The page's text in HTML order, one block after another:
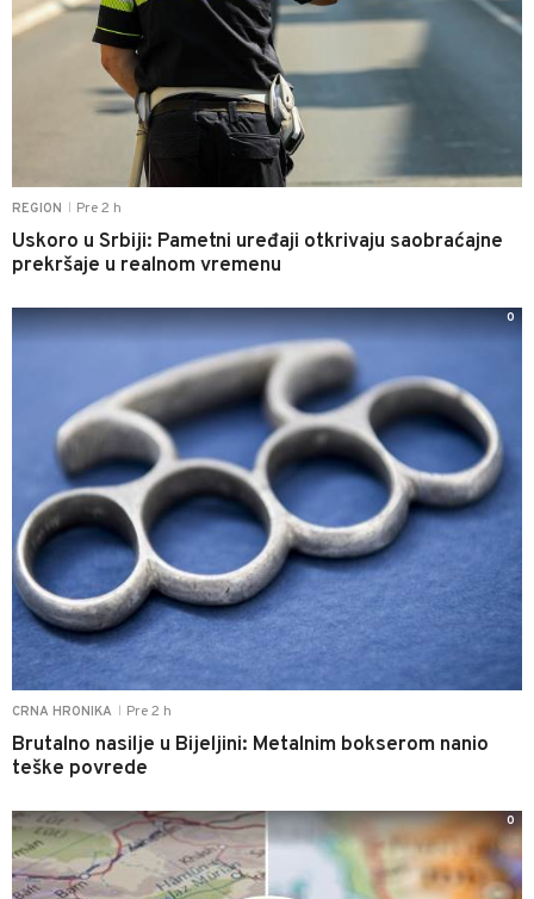
REGION Pre 2 h
Uskoro u Srbiji: Pametni uređaji otkrivaju saobraćajne
prekršaje u realnom vremenu
CRNA HRONIKA Pre 2 h
Brutalno nasilje u Bijeljini: Metalnim bokserom nanio
teške povrede
0
0